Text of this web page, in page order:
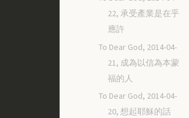
22, 承受產業是在乎
應許
To Dear God, 2014-04-
21, 成為以信為本蒙
福的人
To Dear God, 2014-04-
20, 想起耶穌的話